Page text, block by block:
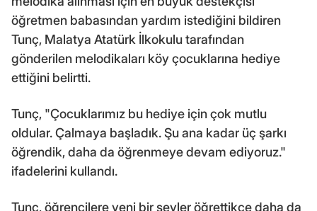
öğretmen babasından yardım istediğini bildiren
Tunç, Malatya Atatürk İlkokulu tarafından
gönderilen melodikaları köy çocuklarına hediye
ettiğini belirtti.
Tunç, "Çocuklarımız bu hediye için çok mutlu
oldular. Çalmaya başladık. Şu ana kadar üç şarkı
öğrendik, daha da öğrenmeye devam ediyoruz."
ifadelerini kullandı.
Tunç, öğrencilere yeni bir şeyler öğrettikçe daha da